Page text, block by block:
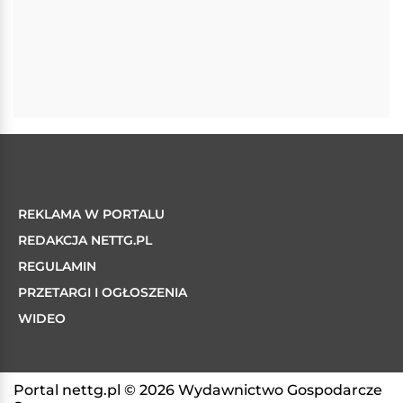
REKLAMA W PORTALU
REDAKCJA NETTG.PL
REGULAMIN
PRZETARGI I OGŁOSZENIA
WIDEO
Portal nettg.pl © 2026 Wydawnictwo Gospodarcze